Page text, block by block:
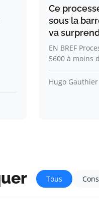
Ce
sous la
va
EN BREF
5600 à moins
Hugo Gauthier
Tous